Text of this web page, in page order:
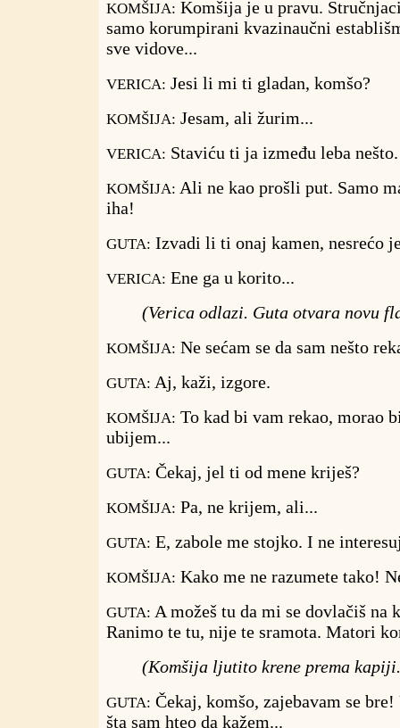
KOMŠIJA: Komšija je u pravu.
samo korumpirani kvazinaučni
sve vidove...
VERICA: Jesi li mi ti gladan, komšo?
KOMŠIJA: Jesam, ali žurim...
VERICA: Staviću ti ja između leba nešto.
KOMŠIJA: Ali ne kao prošli put. Samo
iha!
GUTA: Izvadi li ti onaj kamen, nesrećo
VERICA: Ene ga u korito...
(Verica odlazi. Guta otvara novu
KOMŠIJA: Ne sećam se da sam nešto
GUTA: Aj, kaži, izgore.
KOMŠIJA: To kad bi vam rekao, morao
ubijem...
GUTA: Čekaj, jel ti od mene kriješ?
KOMŠIJA: Pa, ne krijem, ali...
GUTA: E, zabole me stojko. I ne
KOMŠIJA: Kako me ne razumete tako!
GUTA: A možeš tu da mi se dovlačiš na
Ranimo te tu, nije te sramota. Matori
(Komšija ljutito krene prema
GUTA: Čekaj, komšo, zajebavam se
šta sam hteo da kažem...